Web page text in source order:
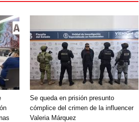
Se queda en prisión presunto
cómplice del crimen de la influencer
Valeria Márquez